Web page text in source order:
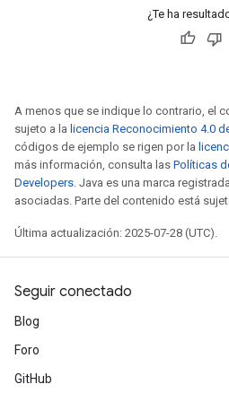
¿Te ha
A menos que se indique lo contrario, el
sujeto a la licencia Reconocimiento 4.0
códigos de ejemplo se rigen por la
más información, consulta las Políticas
Developers. Java es una marca
asociadas. Parte del contenido está
Última actualización: 2025-07-28 (UTC).
Seguir conectado
Blog
Foro
GitHub